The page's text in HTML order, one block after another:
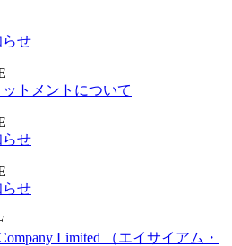
せ
トメントについて
せ
せ
Limited （エイサイアム・